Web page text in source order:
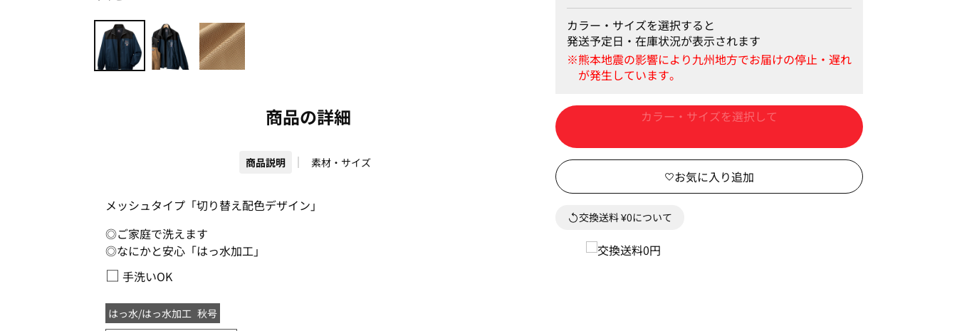
商品の詳細
商品説明 素材・サイズ
メッシュタイプ「切り替え配色デザイン」
◎ご家庭で洗えます
◎なにかと安心「はっ水加工」
□ 手洗いOK
はっ水/はっ水加工 秋号
カラー・サイズを選択すると
発送予定日・在庫状況が表示されます
カートに入れる
交換送料 ¥0について